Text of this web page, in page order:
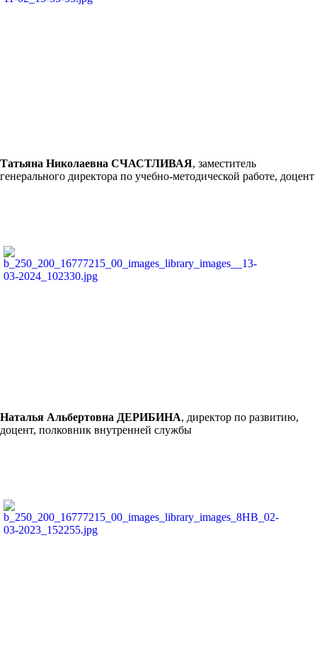
Татьяна Николаевна СЧАСТЛИВАЯ, заместитель
генерального директора по учебно-методической работе, доцент
Наталья Альбертовна ДЕРИБИНА, директор по развитию,
доцент, полковник внутренней службы